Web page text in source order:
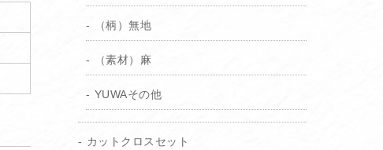
（柄）無地
（素材）麻
YUWAその他
カットクロスセット